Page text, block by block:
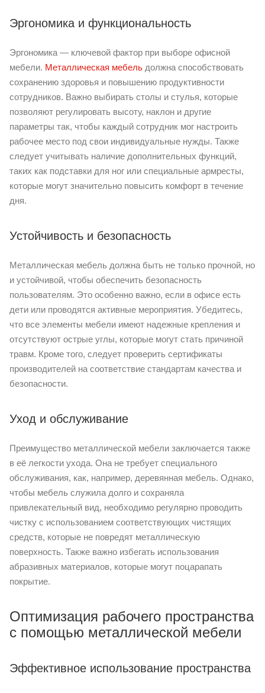
Эргономика и функциональность
Эргономика — ключевой фактор при выборе офисной
мебели. Металлическая мебель должна способствовать
сохранению здоровья и повышению продуктивности
сотрудников. Важно выбирать столы и стулья, которые
позволяют регулировать высоту, наклон и другие
параметры так, чтобы каждый сотрудник мог настроить
рабочее место под свои индивидуальные нужды. Также
следует учитывать наличие дополнительных функций,
таких как подставки для ног или специальные армресты,
которые могут значительно повысить комфорт в течение
дня.
Устойчивость и безопасность
Металлическая мебель должна быть не только прочной, но
и устойчивой, чтобы обеспечить безопасность
пользователям. Это особенно важно, если в офисе есть
дети или проводятся активные мероприятия. Убедитесь,
что все элементы мебели имеют надежные крепления и
отсутствуют острые углы, которые могут стать причиной
травм. Кроме того, следует проверить сертификаты
производителей на соответствие стандартам качества и
безопасности.
Уход и обслуживание
Преимущество металлической мебели заключается также
в её легкости ухода. Она не требует специального
обслуживания, как, например, деревянная мебель. Однако,
чтобы мебель служила долго и сохраняла
привлекательный вид, необходимо регулярно проводить
чистку с использованием соответствующих чистящих
средств, которые не повредят металлическую
поверхность. Также важно избегать использования
абразивных материалов, которые могут поцарапать
покрытие.
Оптимизация рабочего пространства
с помощью металлической мебели
Эффективное использование пространства